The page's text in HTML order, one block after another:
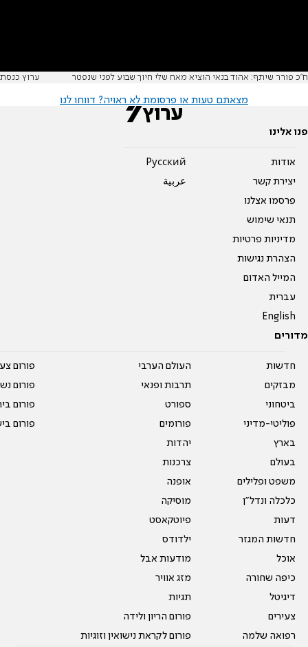
ח"כ פורר שיתף: אהוד בנאי הוציא מאח שלי חיוך שבוע לפני שנפטר ערוץ כנסת
מצאתם טעות או פרסומת לא ראויה? דווחו לנו
פנו אלינו
אודות
יצירת קשר
פרסמו אצלנו
תנאי שימוש
מדיניות פרטיות
הצהרת נגישות
המייל האדום
עברית
English
Pусский
عربية
מדורים
חדשות
מבזקים
ביטחוני
פוליטי-מדיני
בארץ
בעולם
משפט ופלילים
כלכלה ונדל"ן
דעות
חדשות המגזר
אוכל
כיפה שחורה
דיגיטל
צעירים
רפואה שלמה
העולם הערבי
תרבות ופנאי
ספורט
פורומים
יהדות
צרכנות
אופנה
מוסיקה
פיוטקאסט
ילדודס
מודעות אבל
מזג אוויר
תגיות
פורום הריון ולידה
פורום לקראת נישואין וזוגיות
פורום
פורום
פורום
פורום